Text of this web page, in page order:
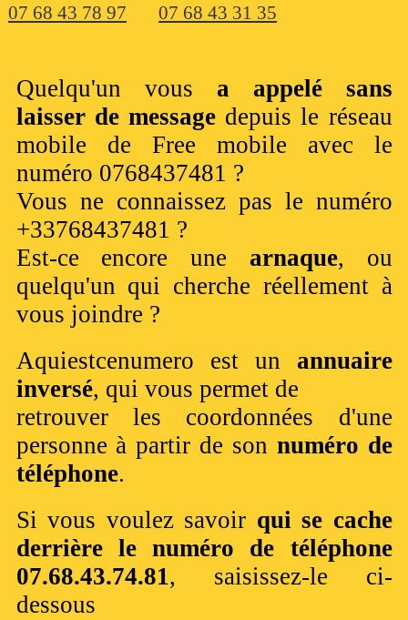
07 68 43 78 97
07 68 43 31 35
Quelqu'un vous a appelé sans
laisser de messagedepuis le réseau
mobile de Free mobile avec le
numéro 0768437481 ?
Vous ne connaissez pas le numéro
+33768437481 ?
Est-ce encore une arnaque, ou
quelqu'un qui cherche réellement à
vous joindre ?
Aquiestcenumero est un annuaire
inversé, qui vous permet de
retrouver les coordonnées d'une
personne à partir de son numéro de
téléphone.
Si vous voulez savoir qui se cache
derrière le numéro de téléphone
07.68.43.74.81, saisissez-le ci-
dessous